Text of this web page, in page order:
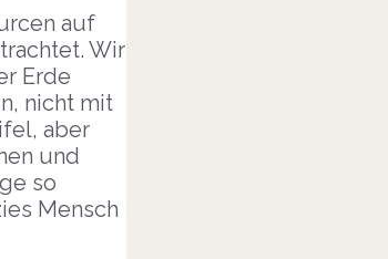
auf
Wir
Erde
nicht mit
aber
und
so
Mensch